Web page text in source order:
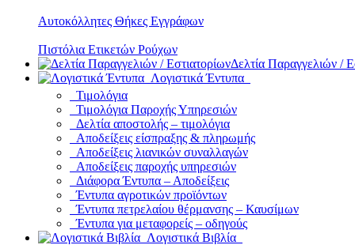
Αυτοκόλλητες Θήκες Εγγράφων
Πιστόλια Ετικετών Ρούχων
Δελτία Παραγγελιών /
Λογιστικά Έντυπα
Τιμολόγια
Τιμολόγια Παροχής Υπηρεσιών
Δελτία αποστολής – τιμολόγια
Αποδείξεις είσπραξης & πληρωμής
Αποδείξεις λιανικών συναλλαγών
Αποδείξεις παροχής υπηρεσιών
Διάφορα Έντυπα – Αποδείξεις
Έντυπα αγροτικών προϊόντων
Έντυπα πετρελαίου θέρμανσης – Καυσίμων
Έντυπα για μεταφορείς – οδηγούς
Λογιστικά Βιβλία